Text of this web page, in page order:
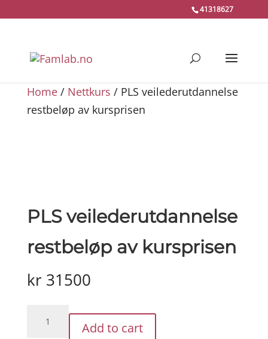
41318627
Home/ Nettkurs / PLS veilederutdannelse
restbeløp av kursprisen
PLS veilederutdannelse
restbeløp av kursprisen
kr31500
veilederutdannelse
Add to cart